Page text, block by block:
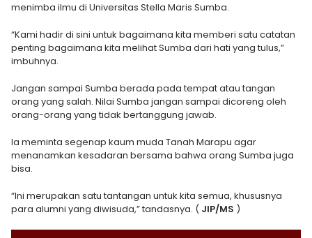
menimba ilmu di Universitas Stella Maris Sumba.
“Kami hadir di sini untuk bagaimana kita memberi satu catatan
penting bagaimana kita melihat Sumba dari hati yang tulus,”
imbuhnya.
Jangan sampai Sumba berada pada tempat atau tangan
orang yang salah. Nilai Sumba jangan sampai dicoreng oleh
orang-orang yang tidak bertanggung jawab.
Ia meminta segenap kaum muda Tanah Marapu agar
menanamkan kesadaran bersama bahwa orang Sumba juga
bisa.
“Ini merupakan satu tantangan untuk kita semua, khususnya
para alumni yang diwisuda,” tandasnya. ( JIP/MS )